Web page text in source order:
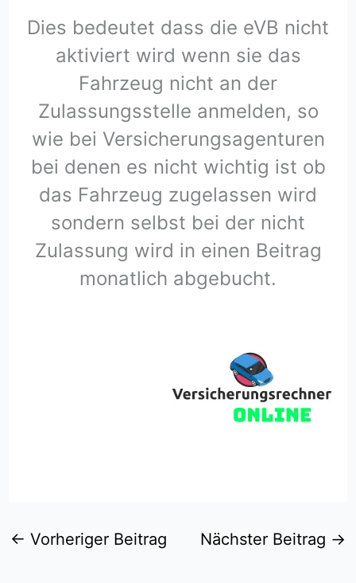
Dies bedeutet dass die eVB nicht
aktiviert wird wenn sie das
Fahrzeug nicht an der
Zulassungsstelle anmelden, so
wie bei Versicherungsagenturen
bei denen es nicht wichtig ist ob
das Fahrzeug zugelassen wird
sondern selbst bei der nicht
Zulassung wird in einen Beitrag
monatlich abgebucht.
← Vorheriger Beitrag Nächster Beitrag →